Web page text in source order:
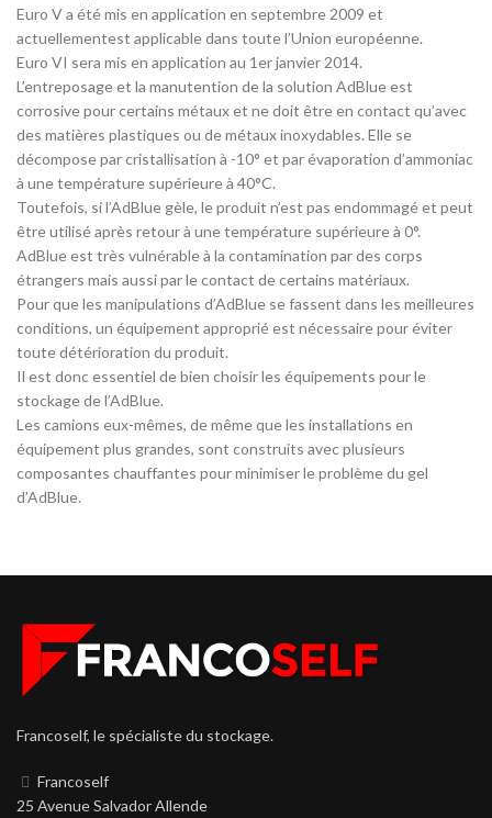
Euro V a été mis en application en septembre 2009 et
actuellementest applicable dans toute l’Union européenne.
Euro VI sera mis en application au 1er janvier 2014.
L’entreposage et la manutention de la solution AdBlue est
corrosive pour certains métaux et ne doit être en contact qu’avec
des matières plastiques ou de métaux inoxydables. Elle se
décompose par cristallisation à -10° et par évaporation d’ammoniac
à une température supérieure à 40°C.
Toutefois, si l’AdBlue gèle, le produit n’est pas endommagé et peut
être utilisé après retour à une température supérieure à 0°.
AdBlue est très vulnérable à la contamination par des corps
étrangers mais aussi par le contact de certains matériaux.
Pour que les manipulations d’AdBlue se fassent dans les meilleures
conditions, un équipement approprié est nécessaire pour éviter
toute détérioration du produit.
Il est donc essentiel de bien choisir les équipements pour le
stockage de l’AdBlue.
Les camions eux-mêmes, de même que les installations en
équipement plus grandes, sont construits avec plusieurs
composantes chauffantes pour minimiser le problème du gel
d’AdBlue.
Francoself, le spécialiste du stockage.
Francoself
25 Avenue Salvador Allende